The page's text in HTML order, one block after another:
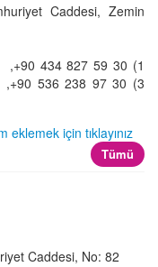
Caddesi, Zemin
434 827 59 30 (1
536 238 97 30 (3
eklemek için tıklayınız
Tümü
Caddesi, No: 82